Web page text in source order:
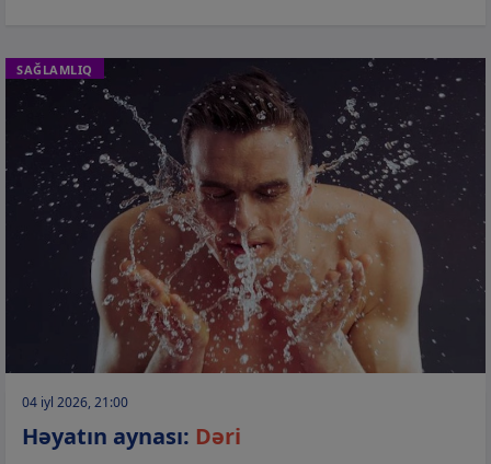
SAĞLAMLIQ
04 iyl 2026, 21:00
Həyatın aynası: Dəri